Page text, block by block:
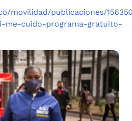
movilidad/publicaciones/
me-cuido-programa-gratuito-